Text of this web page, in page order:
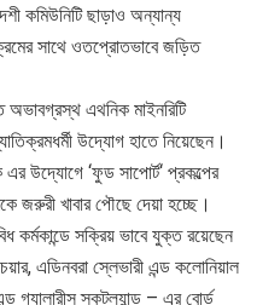
কমিউনিটি ছাড়াও অন্যান্য
সাথে ওতপ্রোতভাবে জড়িত
অভাবগ্রস্থ এথনিক মাইনরিটি
উদ্যোগ হাতে নিয়েছেন।
উদ্যোগে ‘ফুড সাপোর্ট‘ প্রকল্পের
জরুরী খাবার পৌছে দেয়া হচ্ছে।
কর্মকান্ডে সক্রিয় ভাবে যুক্ত রয়েছেন
এডিনবরা স্লেভারী এন্ড কলোনিয়াল
গ্যালারীস স্কটল্যান্ড – এর বোর্ড